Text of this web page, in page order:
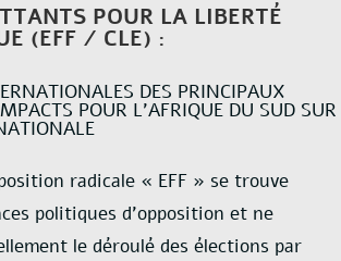
POUR LA LIBERTÉ
(EFF / CLE) :
DES PRINCIPAUX
POUR L’AFRIQUE DU SUD SUR
radicale « EFF » se trouve
politiques d’opposition et ne
le déroulé des élections par